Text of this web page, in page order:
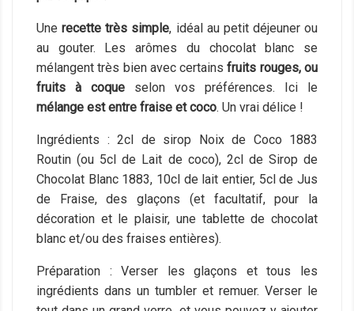
Unerecette très simple, idéal au petit déjeuner ou
au gouter. Les arômes du chocolat blanc se
mélangent très bien avec certainsfruits rouges, ou
fruits à coque selon vos préférences. Ici le
mélange est entre fraise et coco. Un vrai délice !
Ingrédients : 2cl de sirop Noix de Coco 1883
Routin (ou 5cl de Lait de coco), 2cl de Sirop de
Chocolat Blanc 1883, 10cl de lait entier, 5cl de Jus
de Fraise, des glaçons (et facultatif, pour la
décoration et le plaisir, une tablette de chocolat
blanc et/ou des fraises entières).
Préparation : Verser les glaçons et tous les
ingrédients dans un tumbler et remuer. Verser le